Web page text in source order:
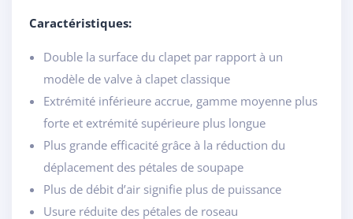
Caractéristiques:
Double la surface du clapet par rapport à un
modèle de valve à clapet classique
Extrémité inférieure accrue, gamme moyenne plus
forte et extrémité supérieure plus longue
Plus grande efficacité grâce à la réduction du
déplacement des pétales de soupape
Plus de débit d’air signifie plus de puissance
Usure réduite des pétales de roseau